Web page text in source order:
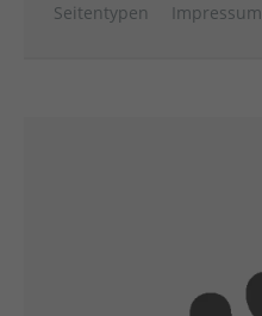
Seitentypen
Impressum